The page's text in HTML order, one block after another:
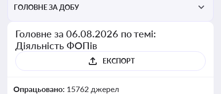
ГОЛОВНЕ ЗА ДОБУ
Головне за 06.08.2026 по темі:
Діяльність ФОПів
ЕКСПОРТ
Опрацьовано: 15762 джерел